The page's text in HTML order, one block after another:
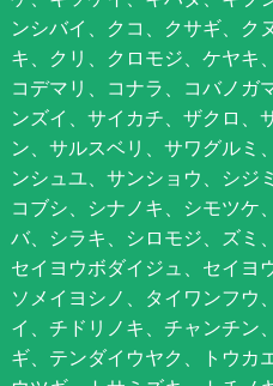
ンシバイ、クコ、クサギ、ク
キ、クリ、クロモジ、ケヤキ
コデマリ、コナラ、コバノガ
ンズイ、サイカチ、ザクロ、
ン、サルスベリ、サワグルミ
ンシュユ、サンショウ、シジ
コブシ、シナノキ、シモツケ
バ、シラキ、シロモジ、ズミ
セイヨウボダイジュ、セイヨ
ソメイヨシノ、タイワンフウ
イ、チドリノキ、チャンチン
ギ、テンダイウヤク、トウカ